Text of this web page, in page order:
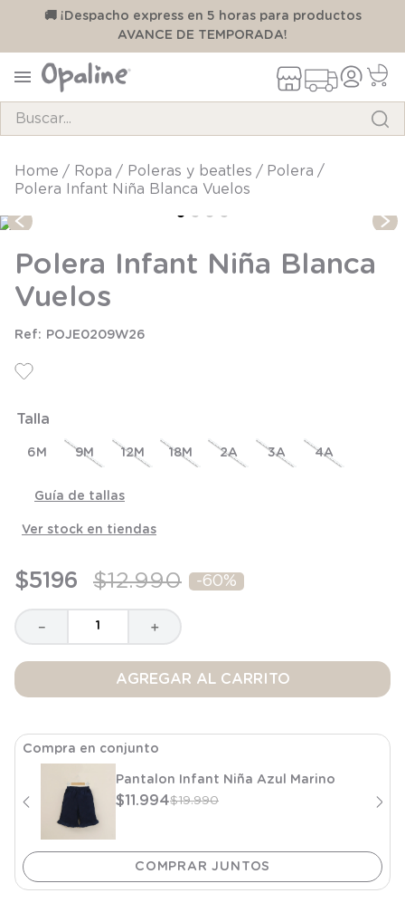
🚚 ¡Despacho express en 5 horas para productos
AVANCE DE TEMPORADA!
ropa poleras y beatles
polera
Polera Infant Niña Blanca Vuelos
Polera Infant Niña Blanca
Vuelos
POJE0209W26
Talla
6M 9M 12M 18M 2A 3A 4A
Guía de tallas
Ver stock en tiendas
$5196 $12.990 -60%
＋
－
AGREGAR AL CARRITO
Compra en conjunto
Pantalon Infant Niña Azul Marino
$11.994$19.990
TÉRMINOS MÁS BUSCADOS
3.
zapatillas
4.
body
5
manta
8.
9.
saco